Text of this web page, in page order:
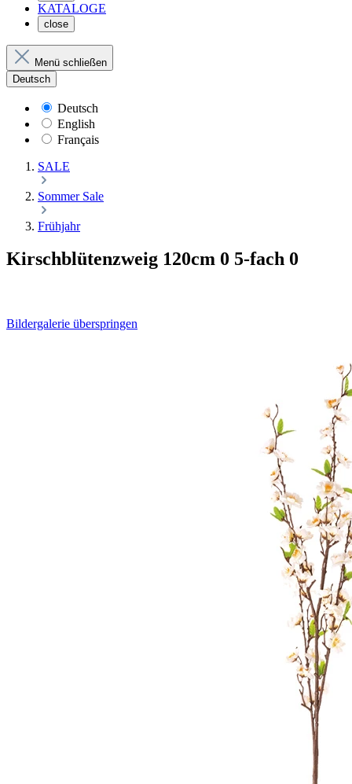
KATALOGE
close
Menü schließen
Deutsch
Deutsch
English
Français
SALE
Sommer Sale
Frühjahr
Kirschblütenzweig 120cm 0 5-fach 0
Bildergalerie überspringen